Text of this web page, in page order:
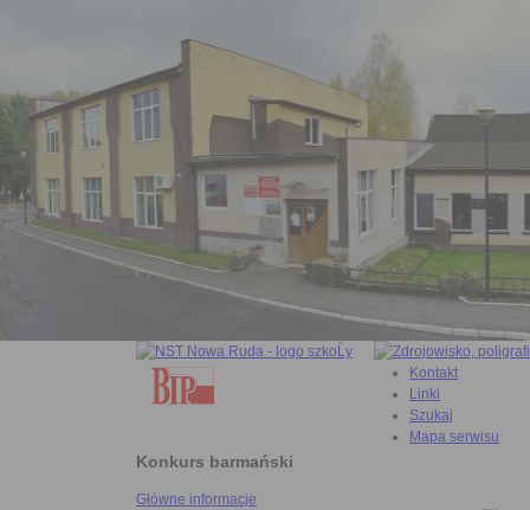
Konkurs barmański
Główne informacje
Kontakt
Linki
Szukaj
Mapa serwisu